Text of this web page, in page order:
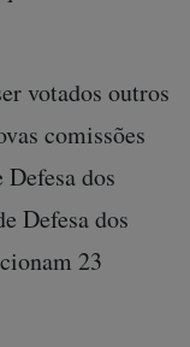
votados outros
comissões
dos
Defesa dos
23